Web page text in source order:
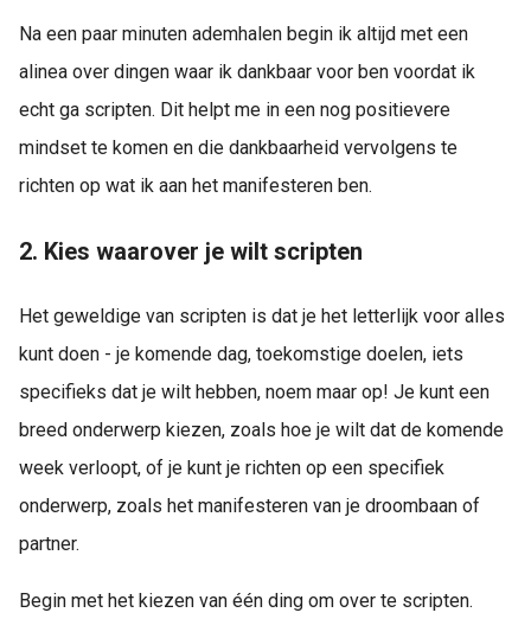
Na een paar minuten ademhalen begin ik altijd met een
alinea over dingen waar ik dankbaar voor ben voordat ik
echt ga scripten. Dit helpt me in een nog positievere
mindset te komen en die dankbaarheid vervolgens te
richten op wat ik aan het manifesteren ben.
2. Kies waarover je wilt scripten
Het geweldige van scripten is dat je het letterlijk voor alles
kunt doen - je komende dag, toekomstige doelen, iets
specifieks dat je wilt hebben, noem maar op! Je kunt een
breed onderwerp kiezen, zoals hoe je wilt dat de komende
week verloopt, of je kunt je richten op een specifiek
onderwerp, zoals het manifesteren van je droombaan of
partner.
Begin met het kiezen van één ding om over te scripten.